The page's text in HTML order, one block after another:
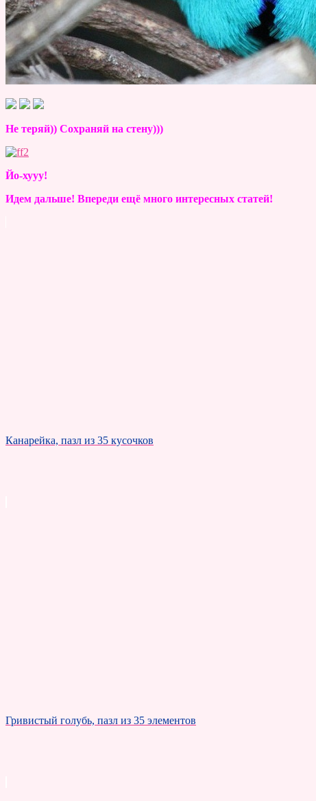
Не теряй)) Сохраняй на стену)))
Йо-хууу!
Идем дальше! Впереди ещё много интересных статей!
Канарейка, пазл из 35 кусочков
Гривистый голубь, пазл из 35 элементов